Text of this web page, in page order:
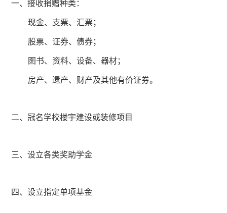
一、接收捐赠种类：
现金、支票、汇票；
股票、证券、债券；
图书、资料、设备、器材；
房产、遗产、财产及其他有价证券。
二、冠名学校楼宇建设或装修项目
三、设立各类奖助学金
四、设立指定单项基金